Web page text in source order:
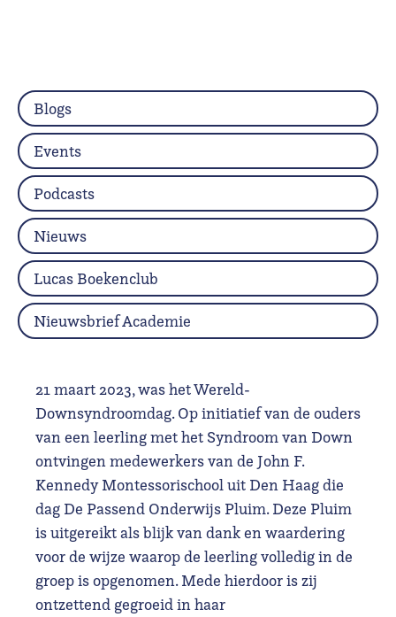
21 maart 2023, was het Wereld-
Downsyndroomdag. Op initiatief van de ouders
van een leerling met het Syndroom van Down
ontvingen medewerkers van de John F.
Kennedy Montessorischool uit Den Haag die
dag De Passend Onderwijs Pluim. Deze Pluim
is uitgereikt als blijk van dank en waardering
voor de wijze waarop de leerling volledig in de
groep is opgenomen. Mede hierdoor is zij
ontzettend gegroeid in haar
Blogs
Events
Podcasts
Nieuws
Lucas Boekenclub
Nieuwsbrief Academie